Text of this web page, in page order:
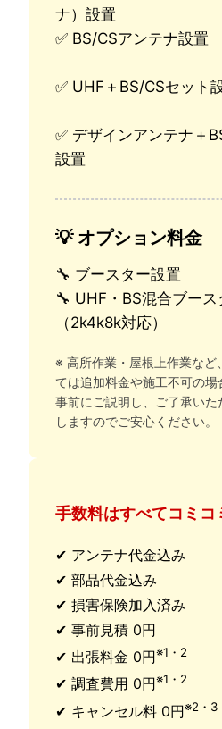
ナ）設置
✅ BS/CSアンテナ設置
✅ UHF＋BS/CSセット
✅ デザインアンテナ＋
設置
💡 オプション料金
🔧 ブースター設置
🔧 UHF・BS混合ブース
（2k4k8k対応）
※ 高所作業・屋根上作業など
ては追加料金や施工不可の場
事前にご説明し、ご了承いた
しますのでご安心ください。
手数料はすべてコミコ
✔ アンテナ代金込み
✔ 部品代金込み
✔ 損害保険加入済み
✔ 事前見積 0円
✔ 出張料金 0円※1・2
✔ 調査費用 0円※1・2
✔ キャンセル料 0円※2・3